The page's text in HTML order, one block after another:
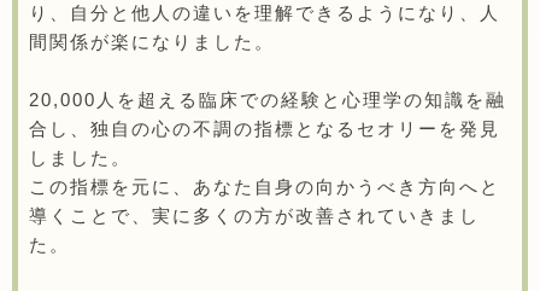
り、自分と他人の違いを理解できるようになり、人
間関係が楽になりました。
20,000人を超える臨床での経験と心理学の知識を融
合し、独自の心の不調の指標となるセオリーを発見
しました。
この指標を元に、あなた自身の向かうべき方向へと
導くことで、実に多くの方が改善されていきまし
た。